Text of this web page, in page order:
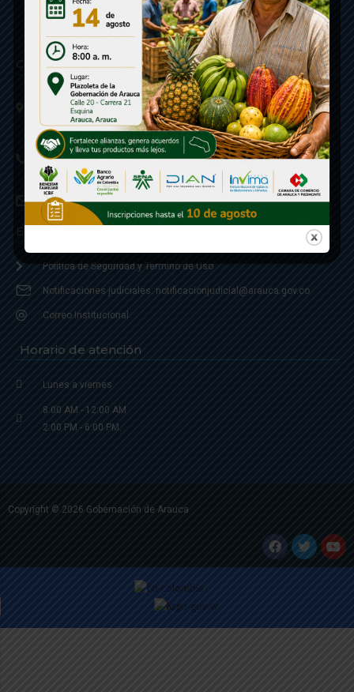
Contáctenos
Calle 20 - Carrera 21 Esquina
Código postal 810001
Linea de Servicio a la Ciudadania: 57- 6078851946
Linea Anticorrupción: 607885 3374
correspondencia: archivogeneral@arauca.gov.co
Enlaces
Política de Seguridad y Termino de Uso
Notificaciones judiciales: notificacionjudicial@arauca.gov.co
Correo Institucional
Horario de atención
Lunes a viernes
8:00 AM - 12:00 AM
2:00 PM - 6:00 PM.
Copyright © 2026 Gobernación de Arauca